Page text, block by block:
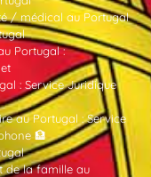
/ médical au Portugal
Portugal :
: Service Juridique
au Portugal : Service
🏦
de la famille au